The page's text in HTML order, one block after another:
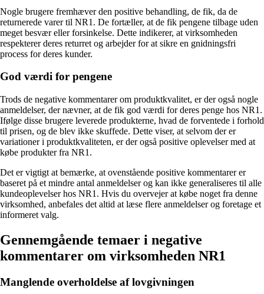
Nogle brugere fremhæver den positive behandling, de fik, da de
returnerede varer til NR1. De fortæller, at de fik pengene tilbage uden
meget besvær eller forsinkelse. Dette indikerer, at virksomheden
respekterer deres returret og arbejder for at sikre en gnidningsfri
process for deres kunder.
God værdi for pengene
Trods de negative kommentarer om produktkvalitet, er der også nogle
anmeldelser, der nævner, at de fik god værdi for deres penge hos NR1.
Ifølge disse brugere leverede produkterne, hvad de forventede i forhold
til prisen, og de blev ikke skuffede. Dette viser, at selvom der er
variationer i produktkvaliteten, er der også positive oplevelser med at
købe produkter fra NR1.
Det er vigtigt at bemærke, at ovenstående positive kommentarer er
baseret på et mindre antal anmeldelser og kan ikke generaliseres til alle
kundeoplevelser hos NR1. Hvis du overvejer at købe noget fra denne
virksomhed, anbefales det altid at læse flere anmeldelser og foretage et
informeret valg.
Gennemgående temaer i negative
kommentarer om virksomheden NR1
Manglende overholdelse af lovgivningen